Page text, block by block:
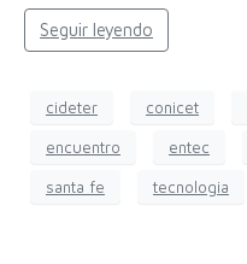
Seguir leyendo
cideter conicet
encuentro entec
santa fe tecnologia